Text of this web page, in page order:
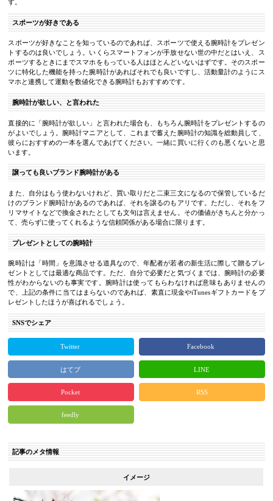
す。
スポーツが好きである
スポーツが好きなことを知っているのであれば、スポーツで使える腕時計をプレゼン
トするのは良いでしょう。いくらスマートフォンが手放せない世の中だとはいえ、ス
ポーツするときにまでスマホをもっている人はほとんどいないはずです。そのスポー
ツに特化した機能を持った腕時計があればそれでも良いですし、活動量計のようにス
マホと連携して運動を数値化できる腕時計もおすすめです。
腕時計が欲しい、と言われた
直接的に「腕時計が欲しい」と言われた場合も、もちろん腕時計をプレゼントするの
がよいでしょう。腕時計マニアとして、これまで蓄えた腕時計の知識を総動員して、
彼らにおすすめの一本を選んであげてください。一緒に買いに行くのも悪くないと思
います。
譲っても良いブランド腕時計がある
また、自分はもう使わないけれど、買い取りだと二束三文になるので保管しているだ
けのブランド腕時計があるのであれば、それを譲るのもアリです。ただし、それをフ
リマサイトなどで換金されたとしても文句は言えません。その価値がきちんと分かっ
て、売らずに使ってくれるような信頼関係がある場合に限ります。
プレゼントとしての腕時計
腕時計は「時間」を意識させる道具なので、年配者が若者の新生活に際して贈るプレ
ゼントとしては最適な商品です。ただ、自分で必要だと気づくまでは、腕時計の必要
性がわからないのも事実です。腕時計は使ってもらわなければ意味もありませんの
で、上記の条件に当てはまらないのであれば、素直に現金やiTunesギフトカードをプ
レゼントしたほうが喜ばれるでしょう。
SNSでシェア
Twitter Facebook
はてブ LINE
Pocket RSS
feedly
記事のメタ情報
イメージ